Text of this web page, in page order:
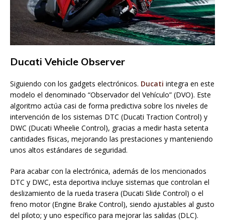
Ducati Vehicle Observer
Siguiendo con los gadgets electrónicos. Ducati integra en este
modelo el denominado “Observador del Vehículo” (DVO). Este
algoritmo actúa casi de forma predictiva sobre los niveles de
intervención de los sistemas DTC (Ducati Traction Control) y
DWC (Ducati Wheelie Control), gracias a medir hasta setenta
cantidades físicas, mejorando las prestaciones y manteniendo
unos altos estándares de seguridad.
Para acabar con la electrónica, además de los mencionados
DTC y DWC, esta deportiva incluye sistemas que controlan el
deslizamiento de la rueda trasera (Ducati Slide Control) o el
freno motor (Engine Brake Control), siendo ajustables al gusto
del piloto; y uno específico para mejorar las salidas (DLC).